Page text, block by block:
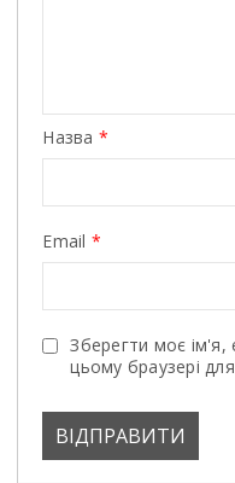
Назва *
Email *
Зберегти моє ім'я,
цьому браузері